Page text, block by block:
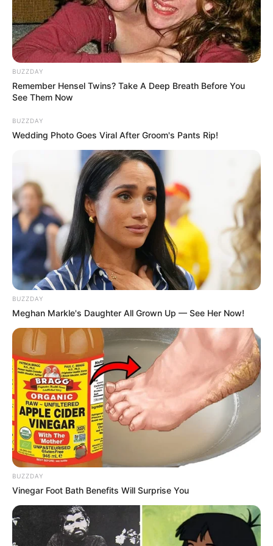
Serem! 9 Chat Ojek Online &
Pelanggan Ini Bikin Auto
Merinding
BUZZDAY
Remember Hensel Twins? Take A Deep Breath Before You
See Them Now
BUZZDAY
Wedding Photo Goes Viral After Groom's Pants Rip!
BUZZDAY
Meghan Markle's Daughter All Grown Up — See Her Now!
BUZZDAY
Vinegar Foot Bath Benefits Will Surprise You